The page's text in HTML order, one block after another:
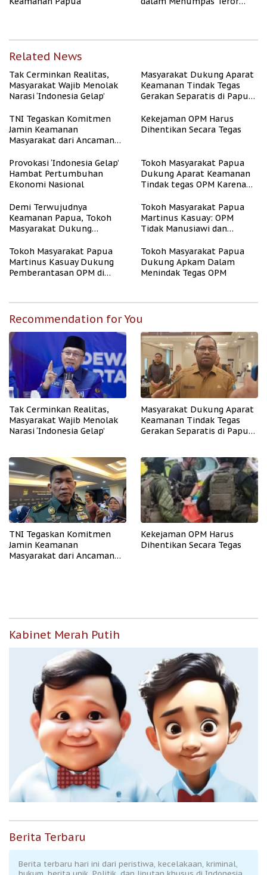
Related News
Tak Cerminkan Realitas,
Masyarakat Wajib Menolak
Narasi ‘Indonesia Gelap’
Masyarakat Dukung Aparat
Keamanan Tindak Tegas
Gerakan Separatis di Papua
TNI Tegaskan Komitmen
Jamin Keamanan
Masyarakat dari Ancaman
Kekejaman OPM Harus
Dihentikan Secara Tegas
Provokasi ‘Indonesia Gelap’
Hambat Pertumbuhan
Ekonomi Nasional
Tokoh Masyarakat Papua
Dukung Aparat Keamanan
Tindak tegas OPM Karena
Demi Terwujudnya
Keamanan Papua, Tokoh
Masyarakat Dukung
Terhadap OPM
Tokoh Masyarakat Papua
Martinus Kasuay: OPM
Tidak Manusiawi dan
Tokoh Masyarakat Papua
Martinus Kasuay Dukung
Pemberantasan OPM di
Tokoh Masyarakat Papua
Dukung Apkam Dalam
Menindak Tegas OPM
Recommendation for You
Tak Cerminkan Realitas,
Masyarakat Wajib Menolak
Narasi ‘Indonesia Gelap’
Masyarakat Dukung Aparat
Keamanan Tindak Tegas
Gerakan Separatis di Papua
TNI Tegaskan Komitmen
Jamin Keamanan
Masyarakat dari Ancaman
Kekejaman OPM Harus
Dihentikan Secara Tegas
Kabinet Merah Putih
Berita Terbaru
Berita terbaru hari ini dari peristiwa, kecelakaan, kriminal,